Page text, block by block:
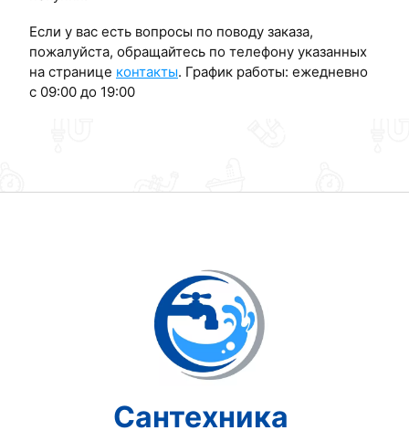
Если у вас есть вопросы по поводу заказа,
пожалуйста, обращайтесь по телефону указанных
на странице контакты. График работы: ежедневно
с 09:00 до 19:00
Сантехника